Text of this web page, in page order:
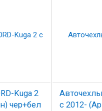
Kuga 2
чер+бел
с 2012-